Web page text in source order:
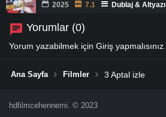
2025 7.1 Dublaj & Altyazı
Yorumlar (0)
Yorum yazabilmek için Giriş yapmalısınız.
Ana Sayfa Filmler 3 Aptal izle
hdfilmcehennemi. © 2023